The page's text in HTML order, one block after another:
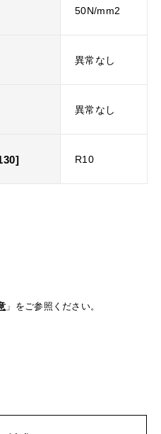
50N/mm2
異常なし
異常なし
R10
」をご参照ください。